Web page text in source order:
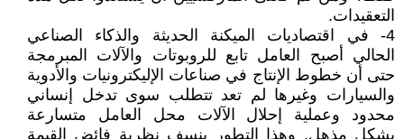
التعقيدات.
4- في اقتصاديات الميكنة الحديثة والذكاء الصناعي
الحالي أصبح العامل تابع للروبوتات والآلات المبرمجة
حتى أن خطوط الإنتاج في صناعات الإليكترونيات والأدوية
والسيارات وغيرها لم تعد تتطلب سوى تدخل إنساني
محدود وعملية إحلال الآلات محل العامل متسارعة
بشكلٍ مذهل. وهذا التطور ينسف نظرية فائض القيمة